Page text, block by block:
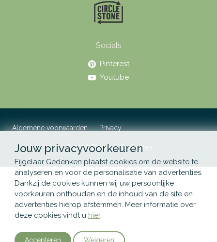
Socials
Pinterest
Youtube
Algemene voorwaarden Privacy
© 2026 Eijgelaar Gedenken
Jouw privacyvoorkeuren
Eijgelaar Gedenken plaatst cookies om de website te
analyseren en voor de personalisatie van advertenties.
Dankzij de cookies kunnen wij uw persoonlijke
voorkeuren onthouden en de inhoud van de site en
advertenties hierop afstemmen. Meer informatie over
deze cookies vindt u hier.
Accepteren Weigeren